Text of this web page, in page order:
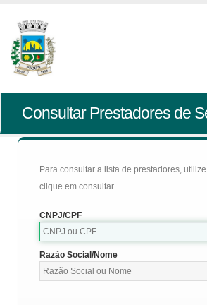
Consultar Prestadores de
Para consultar a lista de prestadores,
clique em consultar.
CNPJ/CPF
Razão Social/Nome